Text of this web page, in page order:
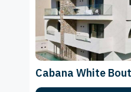
Cabana White